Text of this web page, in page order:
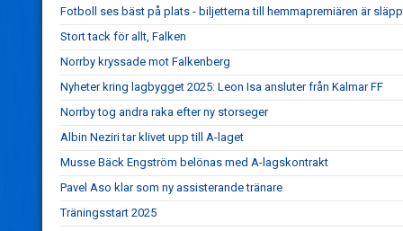
Fotboll ses bäst på plats - biljetterna till hemmapremiären är
Stort tack för allt, Falken
Norrby kryssade mot Falkenberg
Nyheter kring lagbygget 2025: Leon Isa ansluter från Kalmar FF
Norrby tog andra raka efter ny storseger
Albin Neziri tar klivet upp till A-laget
Musse Bäck Engström belönas med A-lagskontrakt
Pavel Aso klar som ny assisterande tränare
Träningsstart 2025